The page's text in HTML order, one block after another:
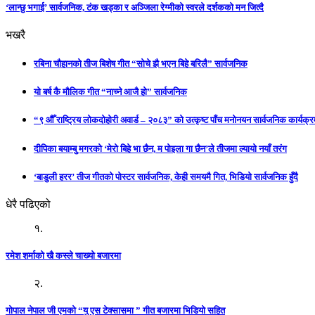
‘लान्छु भगाई’ सार्वजनिक, टंक खड्का र अञ्जिला रेग्मीको स्वरले दर्शकको मन जित्दै
भखरै
रबिना चौहानको तीज बिशेष गीत “सोचे झै भएन बिहे बरिलै” सार्वजनिक
यो बर्ष कै मौलिक गीत “नाच्ने आजै हो” सार्वजनिक
“९ औँ राष्ट्रिय लोकदोहोरी अवार्ड – २०८३” को उत्कृष्ट पाँच मनोनयन सार्वजनिक
दीपिका बयाम्बु मगरको ‘मेरो बिहे भा छैन, म पोइला गा छैन’ले तीजमा ल्यायो नयाँ तरंग
‘बाडुली हरर’ तीज गीतको पोस्टर सार्वजनिक, केही समयमै गित, भिडियो सार्वजनिक हुँदै
धेरै पढिएको
१.
रमेश शर्माको खै कस्ले चाख्यो बजारमा
२.
गोपाल नेपाल जी एमको “यु एस टेक्सासमा ” गीत बजारमा भिडियो सहित